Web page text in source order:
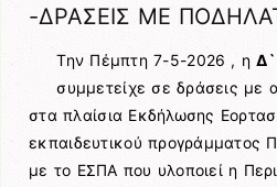
-ΔΡΑΣΕΙΣ ΜΕ
Την Πέμπτη 7-5-2026 , ηΔ`
συμμετείχε σε δράσεις με
στα πλαίσια Εκδήλωσης
εκπαιδευτικού
με το ΕΣΠΑ που υλοποιεί η